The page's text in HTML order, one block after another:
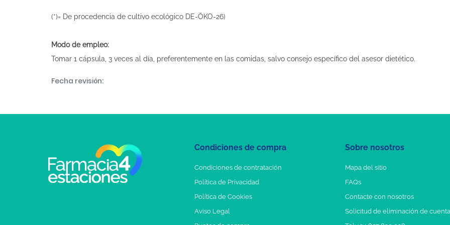
(*)= De procedencia de cultivo ecológico DE-ÖKO-26)
Modo de empleo:
Tomar 1 cápsula, 3 veces al día, preferentemente en las comidas, salvo consejo específico del asesor dietético.
Fecha revisión:
Condiciones de compra
Condiciones de contratación
Política de Privacidad
Política de Cookies
Aviso Legal
Sobre nosotros
Mapa del sitio
FAQs
Contacte con nosotros
Solicitud de eliminación de cuenta